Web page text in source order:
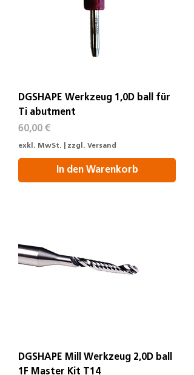
DGSHAPE Werkzeug 1,0D ball für
Ti abutment
Preis
60,00 €
exkl. MwSt. zzgl. Versand
In den Warenkorb
DGSHAPE Mill Werkzeug 2,0D ball
1F Master Kit T14